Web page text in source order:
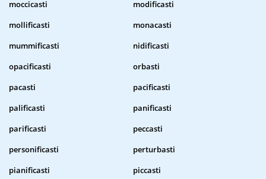
moccicasti
modificasti
mollificasti
monacasti
mummificasti
nidificasti
opacificasti
orbasti
pacasti
pacificasti
palificasti
panificasti
parificasti
peccasti
personificasti
perturbasti
pianificasti
piccasti